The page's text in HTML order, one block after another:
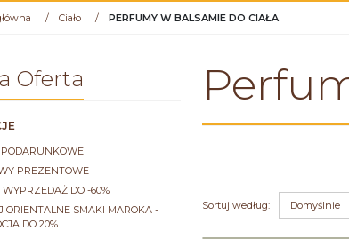
/ Ciało / PERFUMY W BALSAMIE DO CIAŁA
Sortuj według:
Oferta
PREZENTOWE
WYPRZEDAŻ DO -60%
ORIENTALNE SMAKI MAROKA -
DO 20%